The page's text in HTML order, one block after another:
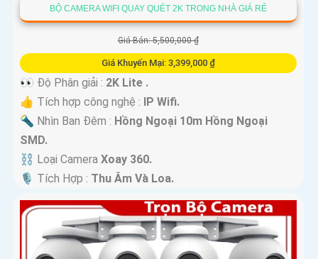
BỘ CAMERA WIFI QUAY QUÉT 2K TRONG NHÀ GIÁ RẺ
Giá Bán: 5,500,000 ₫
Giá Khuyến Mại: 3,399,000 ₫
️
👀 Độ Phân giải : 2K Lite .
👍 Tích hợp công nghệ : IP Wifi.
🔦 Nhìn Ban Đêm : Hồng Ngoại 10m Hồng Ngoại
SMD.
⛓ Loại Camera Xoay 360.
️🎙 Tích Hợp : Thu Âm Và Loa.